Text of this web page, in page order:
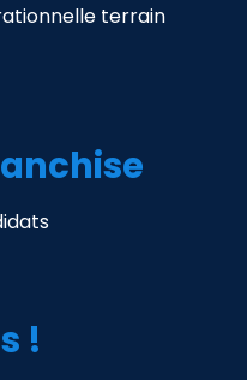
terrain
!